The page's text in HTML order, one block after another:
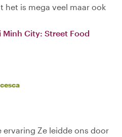
het is mega veel maar ook
Minh City: Street Food
ervaring Ze leidde ons door